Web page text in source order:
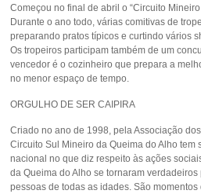
Começou no final de abril o “Circuito
Durante o ano todo, várias comitivas de
preparando pratos típicos e curtindo vários
Os tropeiros participam também de um
vencedor é o cozinheiro que prepara a
no menor espaço de tempo.
ORGULHO DE SER CAIPIRA
Criado no ano de 1998, pela Associação
Circuito Sul Mineiro da Queima do Alho tem
nacional no que diz respeito às ações
da Queima do Alho se tornaram
pessoas de todas as idades. São